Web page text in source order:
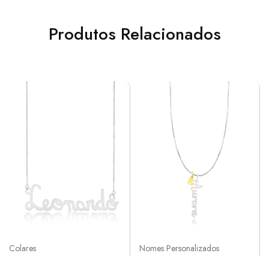
Produtos Relacionados
Colares Nomes Personalizados